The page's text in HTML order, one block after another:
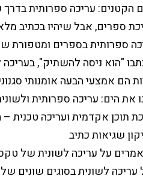
הקטנים: עריכה ספרותית
ספרים, אבל שיהיו בכתיב
ספרותית בספרים ומטפורת
"הוא ניסה להשתיק", בעריכה
הם אמצעי הבעה אומנותי
את הים: עריכה ספרותית
תוכן אקדמית ועריכה טכנית
שגיאות כתיב
על עריכה לשונית של
עריכה לשונית בסוגים שונים